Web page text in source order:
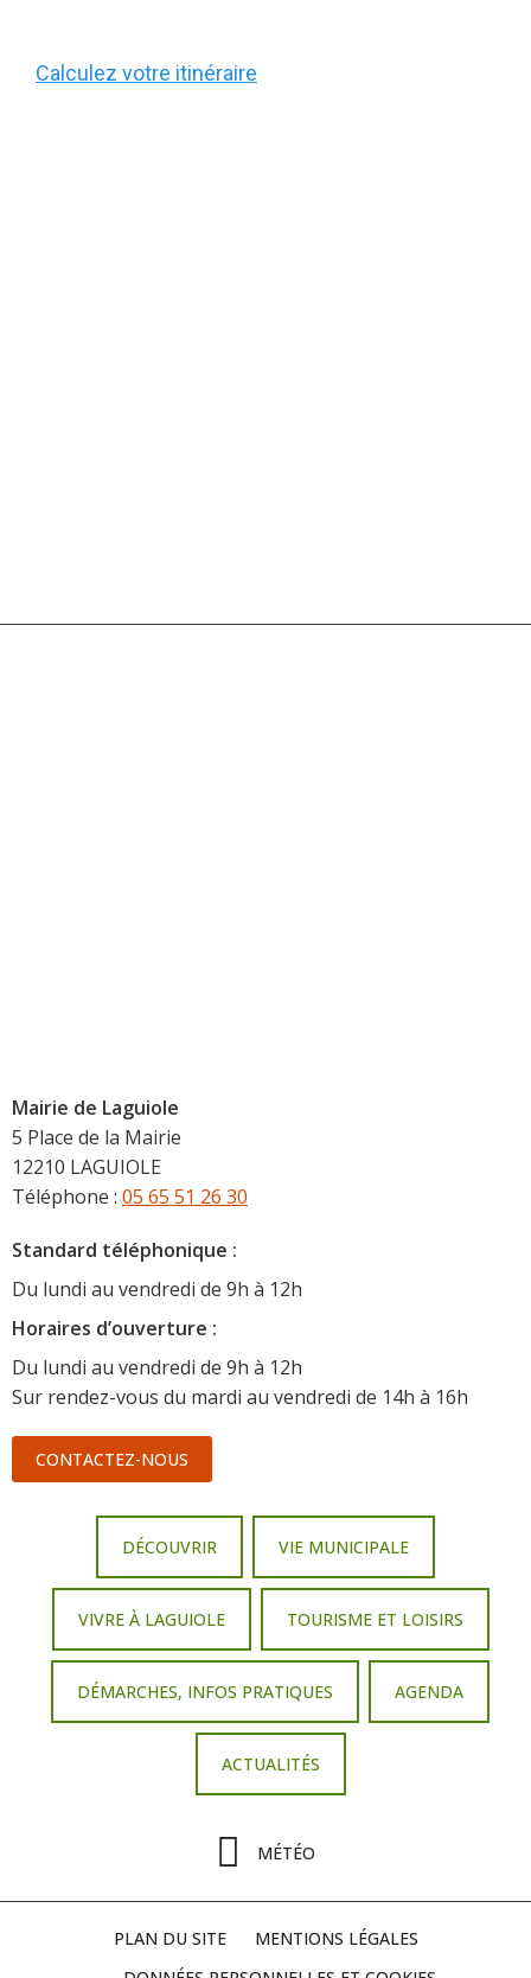
Calculez votre itinéraire
Mairie de Laguiole
5 Place de la Mairie
12210 LAGUIOLE
Téléphone : 05 65 51 26 30
Standard téléphonique :
Du lundi au vendredi de 9h à 12h
Horaires d’ouverture :
Du lundi au vendredi de 9h à 12h
Sur rendez-vous du mardi au vendredi de 14h à 16h
CONTACTEZ-NOUS
DÉCOUVRIR VIE MUNICIPALE
VIVRE À LAGUIOLE TOURISME ET LOISIRS
DÉMARCHES, INFOS PRATIQUES AGENDA
ACTUALITÉS
MÉTÉO
PLAN DU SITE
MENTIONS LÉGALES